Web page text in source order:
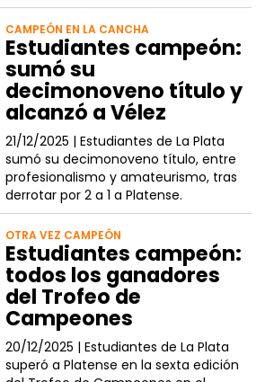
CAMPEÓN EN LA CANCHA
Estudiantes campeón:
sumó su
decimonoveno título y
alcanzó a Vélez
21/12/2025 |Estudiantes de La Plata
sumó su decimonoveno título, entre
profesionalismo y amateurismo, tras
derrotar por 2 a 1 a Platense.
OTRA VEZ CAMPEÓN
Estudiantes campeón:
todos los ganadores
del Trofeo de
Campeones
20/12/2025 |Estudiantes de La Plata
superó a Platense en la sexta edición